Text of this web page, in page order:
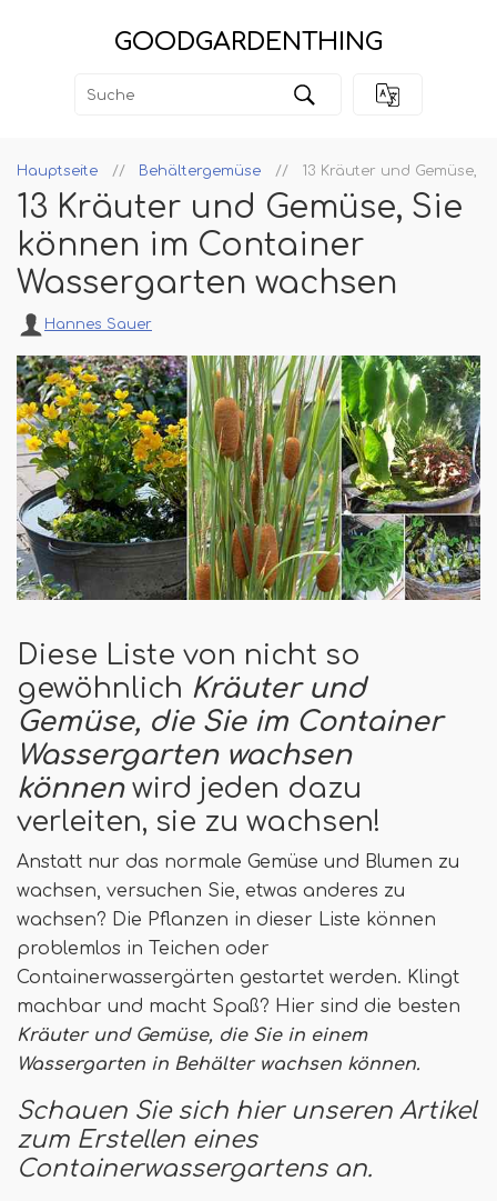
GOODGARDENTHING
Hauptseite Behältergemüse 13 Kräuter und Gemüse,
13 Kräuter und Gemüse, Sie
können im Container
Wassergarten wachsen
Hannes Sauer
Diese Liste von nicht so
gewöhnlich Kräuter und
Gemüse, die Sie im Container
Wassergarten wachsen
könnenwird jeden dazu
verleiten, sie zu wachsen!
Anstatt nur das normale Gemüse und Blumen zu
wachsen, versuchen Sie, etwas anderes zu
wachsen? Die Pflanzen in dieser Liste können
problemlos in Teichen oder
Containerwassergärten gestartet werden. Klingt
machbar und macht Spaß? Hier sind die besten
Kräuter und Gemüse, die Sie in einem
Wassergarten in Behälter wachsen können.
Schauen Sie sich hier unseren Artikel
zum Erstellen eines
Containerwassergartens an.